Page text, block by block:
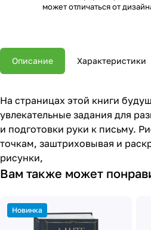
может отличаться от
Описание Характеристики
На страницах этой книги
увлекательные задания для
и подготовки руки к письму.
точкам, заштриховывая и
рисунки,
Вам также может
Новинка